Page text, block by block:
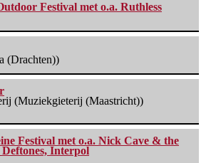
Festival met o.a. Ruthless
(Drachten))
(Muziekgieterij (Maastricht))
Festival met o.a. Nick Cave & the
Deftones, Interpol